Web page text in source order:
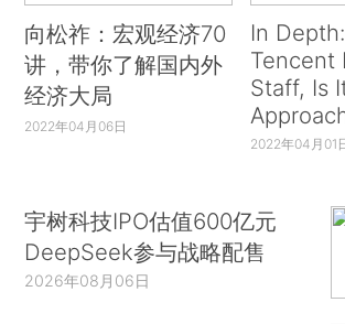
向松祚：宏观经济70
讲，带你了解国内外
经济大局
2022年04月06日
In
Tencent
Staff, Is
2022年04月01
宇树科技IPO估值600亿元
DeepSeek参与战略配售
2026年08月06日